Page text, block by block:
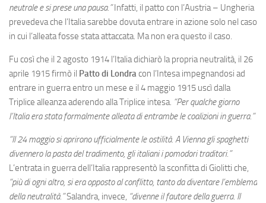
neutrale e si prese una pausa.”Infatti, il patto con l’Austria – Ungheria
prevedeva che l’Italia sarebbe dovuta entrare in azione solo nel caso
in cui l’alleata fosse stata attaccata. Ma non era questo il caso.
Fu così che il 2 agosto 1914 l’Italia dichiarò la propria neutralità, il 26
aprile 1915 firmò il Patto di Londracon l’Intesa impegnandosi ad
entrare in guerra entro un mese e il 4 maggio 1915 uscì dalla
Triplice alleanza aderendo alla Triplice intesa. “Per qualche giorno
l’Italia era stata formalmente alleata di entrambe le coalizioni in guerra.”
“Il 24 maggio si aprirono ufficialmente le ostilità. A Vienna gli spaghetti
divennero la pasta del tradimento, gli italiani i pomodori traditori.”
L’entrata in guerra dell’Italia rappresentò la sconfitta di Giolitti che,
“più di ogni altro, si era opposto al conflitto, tanto da diventare l’emblema
della neutralità.”Salandra, invece, “divenne il fautore della guerra. Il